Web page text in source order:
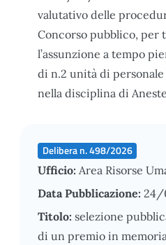
valutativo delle
Concorso pubblico, per
l’assunzione a tempo
di n.2 unità di
nella disciplina di
Delibera n. 498/2026
Ufficio: Area Risorse
Data Pubblicazione: 24/
Titolo: selezione
di un premio in